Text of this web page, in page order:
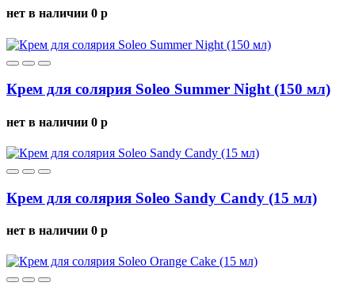
нет в наличии 0 p
Крем для солярия Soleo Summer Night (150 мл)
нет в наличии 0 p
Крем для солярия Soleo Sandy Candy (15 мл)
нет в наличии 0 p